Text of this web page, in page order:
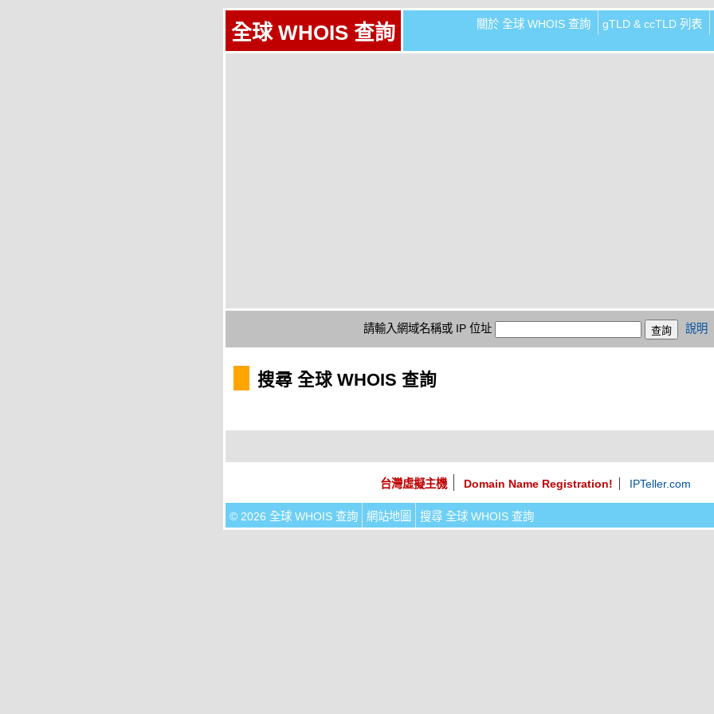
全球 WHOIS 查詢 關於 全球 WHOIS 查詢 gTLD & ccTLD 列表
請輸入網域名稱或 IP 位址 說明
搜尋 全球 WHOIS 查詢
台灣虛擬主機 Domain Name Registration! IPTeller.com
© 2026 全球 WHOIS 查詢 網站地圖 搜尋 全球 WHOIS 查詢